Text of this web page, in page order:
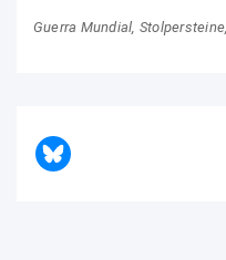
Guerra Mundial Stolpersteine